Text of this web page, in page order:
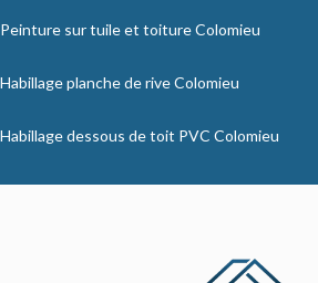
Peinture sur tuile et toiture Colomieu
Habillage planche de rive Colomieu
Habillage dessous de toit PVC Colomieu